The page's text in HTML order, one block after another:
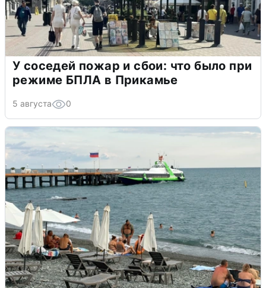
У соседей пожар и сбои: что было при
режиме БПЛА в Прикамье
5 августа 0